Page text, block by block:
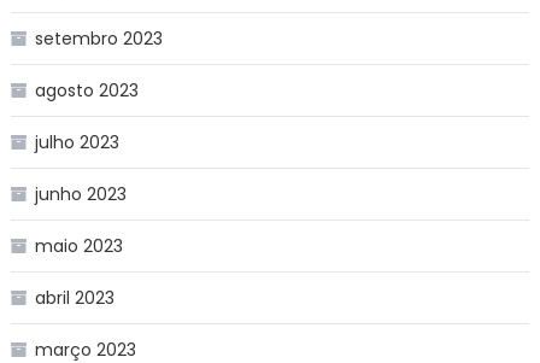
setembro 2023
agosto 2023
julho 2023
junho 2023
maio 2023
abril 2023
março 2023